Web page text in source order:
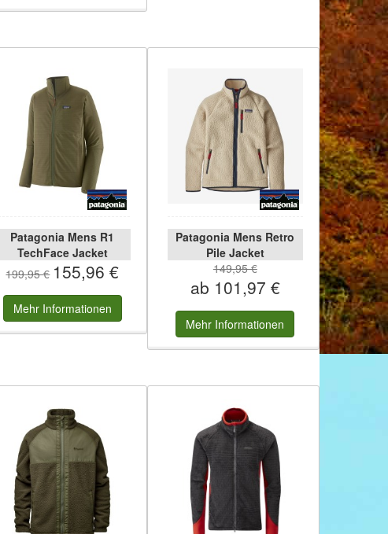
Patagonia Mens R1
TechFace Jacket
199,95 € 155,96 €
MehrInformationen
Patagonia Mens Retro
Pile Jacket
149,95 €
ab 101,97 €
Mehr Informationen